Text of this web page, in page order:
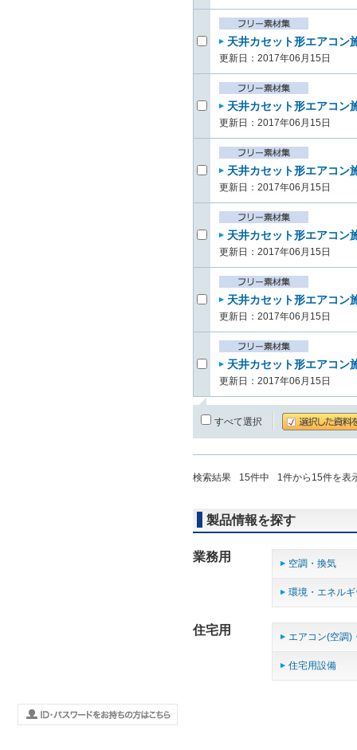
天井カセット形エアコ
更新日：2017年06月15日
天井カセット形エアコン
更新日：2017年06月15日
天井カセット形エアコ
更新日：2017年06月15日
天井カセット形エアコ
更新日：2017年06月15日
天井カセット形エアコ
更新日：2017年06月15日
天井カセット形エアコ
更新日：2017年06月15日
すべて選択
検索結果 15件中 1件から 15件を表
製品情報を探す
業務用 空調・換気
環境・エネル
住宅用 エアコン(空調)
住宅用設備